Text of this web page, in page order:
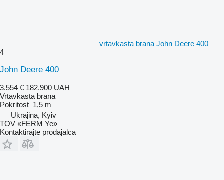
vrtavkasta brana John Deere 400
4
John Deere 400
3.554 € 182.900 UAH
Vrtavkasta brana
Pokritost 1,5 m
Ukrajina, Kyiv
TOV «FERM Ye»
Kontaktirajte prodajalca